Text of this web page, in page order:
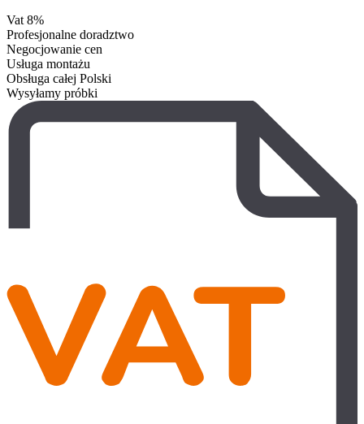
Vat 8%
Profesjonalne doradztwo
Negocjowanie cen
Usługa montażu
Obsługa całej Polski
Wysyłamy próbki